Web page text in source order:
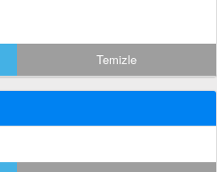
Temizle